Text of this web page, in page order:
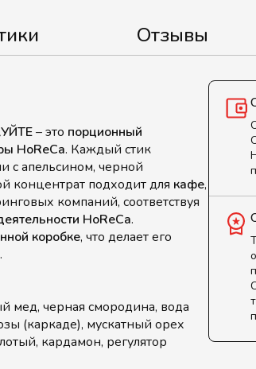
Отзывы
– это порционный
HoReCa. Каждый стик
с апельсином, черной
концентрат подходит для кафе,
компаний, соответствуя
HoReCa.
коробке, что делает его
мед, черная смородина, вода
(каркаде), мускатный орех
кардамон, регулятор